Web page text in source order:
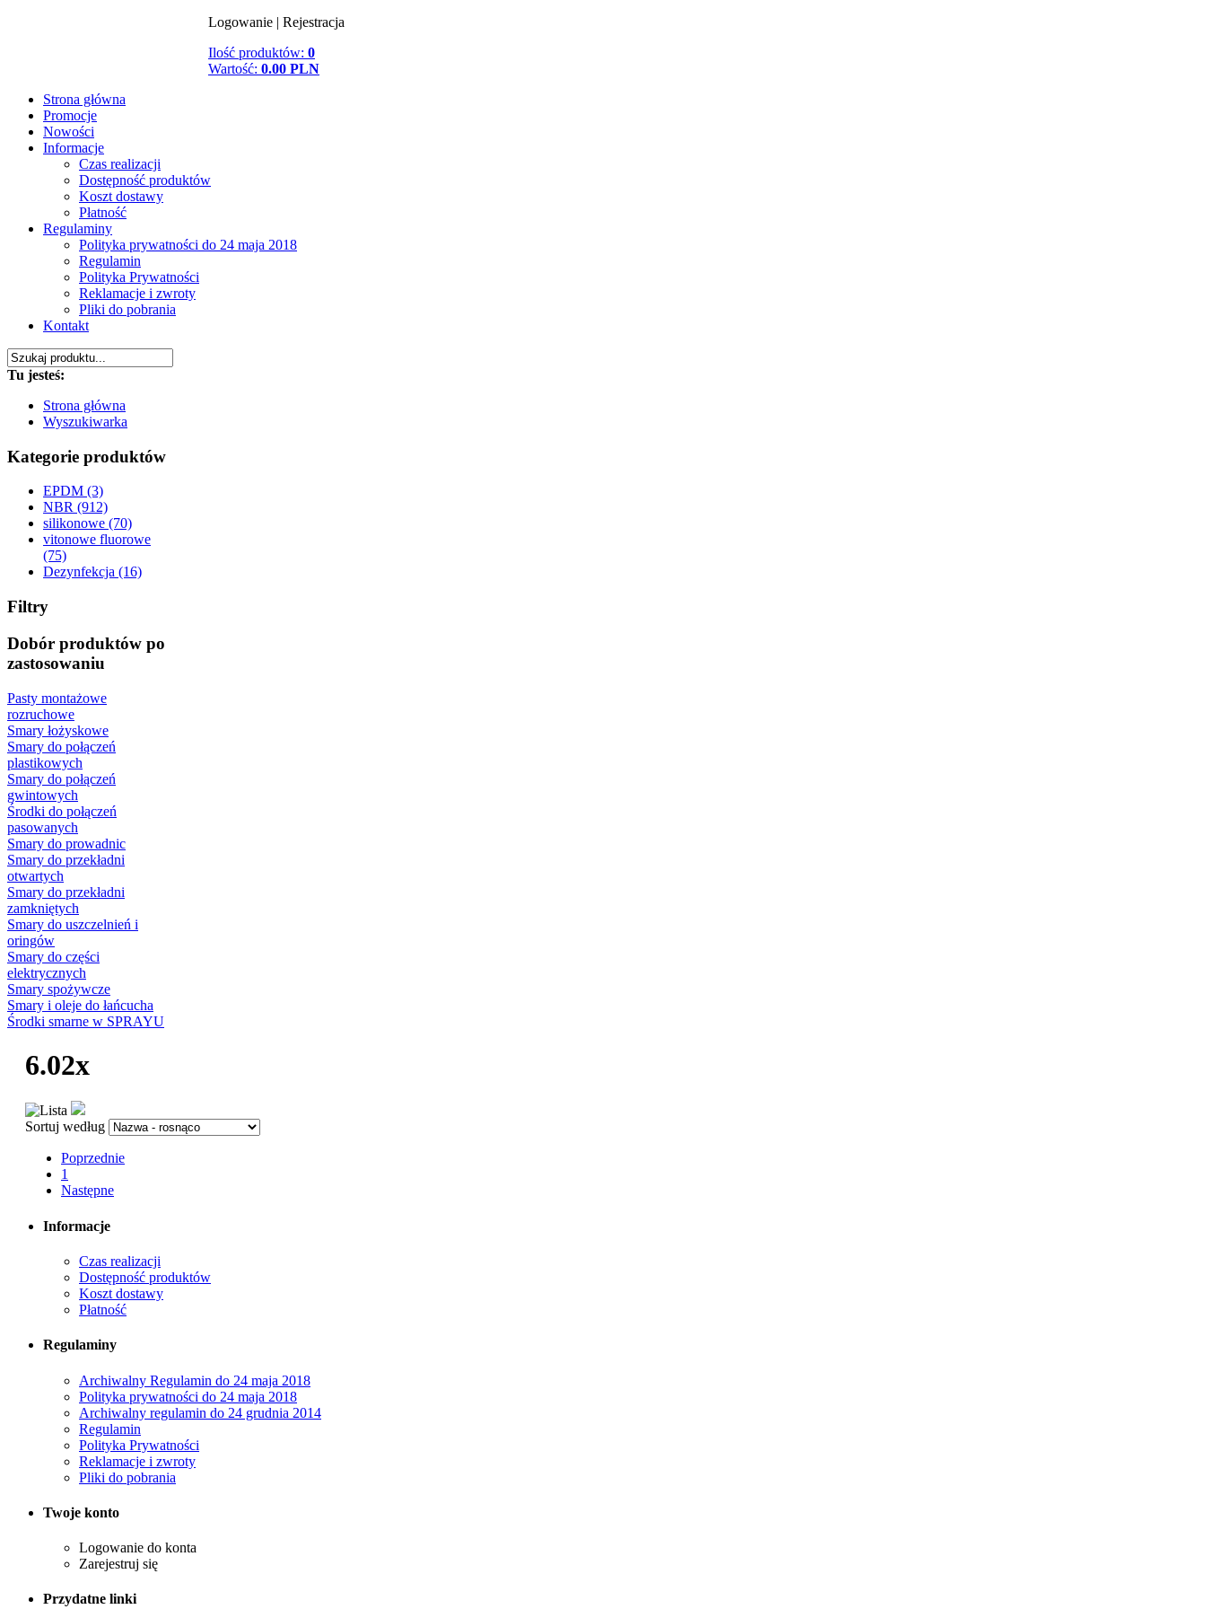
Logowanie | Rejestracja
Ilość produktów: 0
Wartość: 0.00 PLN
Strona główna
Promocje
Nowości
Informacje
Czas realizacji
Dostępność produktów
Koszt dostawy
Płatność
Regulaminy
Polityka prywatności do 24 maja 2018
Regulamin
Polityka Prywatności
Reklamacje i zwroty
Pliki do pobrania
Kontakt
Tu jesteś:
Strona główna
Wyszukiwarka
Kategorie produktów
EPDM (3)
NBR (912)
silikonowe (70)
vitonowe fluorowe
(75)
Dezynfekcja (16)
Filtry
Dobór produktów po
zastosowaniu
Pasty montażowe
rozruchowe
Smary łożyskowe
Smary do połączeń
plastikowych
Smary do połączeń
gwintowych
Środki do połączeń
pasowanych
Smary do prowadnic
Smary do przekładni
otwartych
Smary do przekładni
zamkniętych
Smary do uszczelnień i
oringów
Smary do części
elektrycznych
Smary spożywcze
Smary i oleje do łańcucha
Środki smarne w SPRAYU
6.02x
Sortuj według
Poprzednie
1
Następne
Informacje
Czas realizacji
Dostępność produktów
Koszt dostawy
Płatność
Regulaminy
Archiwalny Regulamin do 24 maja 2018
Polityka prywatności do 24 maja 2018
Archiwalny regulamin do 24 grudnia 2014
Regulamin
Polityka Prywatności
Reklamacje i zwroty
Pliki do pobrania
Twoje konto
Logowanie do konta
Zarejestruj się
Przydatne linki